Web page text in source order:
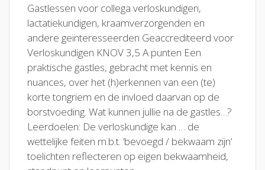
Gastlessen voor collega verloskundigen,
lactatiekundigen, kraamverzorgenden en
andere geïnteresseerden Geaccrediteerd voor
Verloskundigen KNOV 3,5 A punten Een
praktische gastles, gebracht met kennis en
nuances, over het (h)erkennen van een (te)
korte tongriem en de invloed daarvan op de
borstvoeding. Wat kunnen jullie na de gastles…?
Leerdoelen: De verloskundige kan … de
wettelijke feiten m.b.t. ‘bevoegd / bekwaam zijn’
toelichten reflecteren op eigen bekwaamheid,